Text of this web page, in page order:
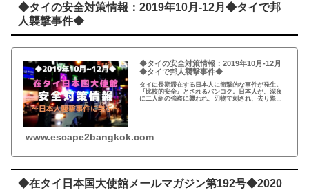
◆タイの安全対策情報：2019年10月-12月◆タイで邦
人襲撃事件◆
◆タイの安全対策情報：2019年10月-12月
◆タイで邦人襲撃事件◆
タイに長期滞在する日本人に衝撃的な事件が発生。
『比較的安全』とされるバンコク。日本人が、深夜
に二人組の強盗に襲われ、刃物で刺され、去り際に
www.escape2bangkok.com
◆在タイ日本国大使館メールマガジン第192号◆2020